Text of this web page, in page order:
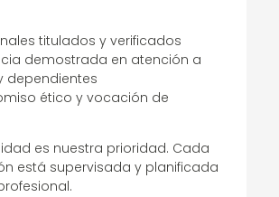
titulados y verificados
demostrada en atención a
dependientes
ético y vocación de
es nuestra prioridad. Cada
está supervisada y planificada